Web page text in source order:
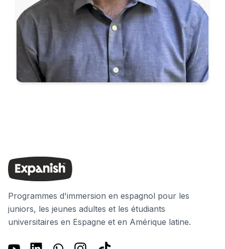
Programmes d'immersion en espagnol pour les
juniors, les jeunes adultes et les étudiants
universitaires en Espagne et en Amérique latine.